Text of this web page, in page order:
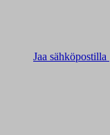
Jaa sähköpostilla